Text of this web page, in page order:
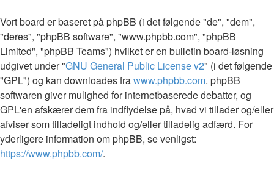
Vort board er baseret på phpBB (i det følgende "de", "dem",
"deres", "phpBB software", "www.phpbb.com", "phpBB
Limited", "phpBB Teams") hvilket er en bulletin board-løsning
udgivet under "GNU General Public License v2" (i det følgende
"GPL") og kan downloades frawww.phpbb.com. phpBB
softwaren giver mulighed for internetbaserede debatter, og
GPL'en afskærer dem fra indflydelse på, hvad vi tillader og/eller
afviser som tilladeligt indhold og/eller tilladelig adfærd. For
yderligere information om phpBB, se venligst:
https://www.phpbb.com/.